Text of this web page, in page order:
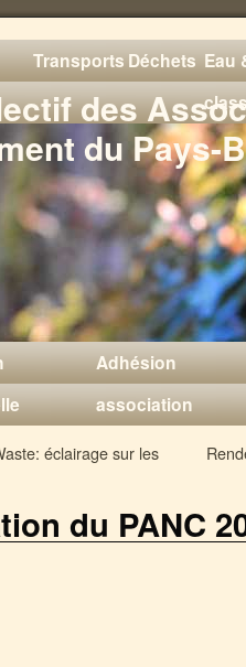
des
du Pays-
TransportsDéchets Eau
Adhésion
association
éclairage sur les
du PANC